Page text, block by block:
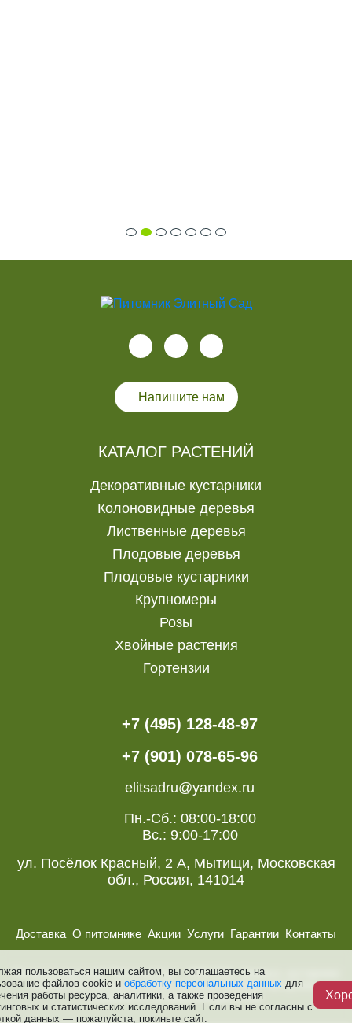
Напишите нам
КАТАЛОГ РАСТЕНИЙ
Декоративные кустарники
Колоновидные деревья
Лиственные деревья
Плодовые деревья
Плодовые кустарники
Крупномеры
Розы
Хвойные растения
Гортензии
+7 (495) 128-48-97
+7 (901) 078-65-96
elitsadru@yandex.ru
Пн.-Сб.: 08:00-18:00
Вс.: 9:00-17:00
ул. Посёлок Красный, 2 А, Мытищи, Московская
обл., Россия, 141014
Доставка О питомнике Акции Услуги Гарантии Контакты
Питомник растений “Элитный Сад ”, 2008-2026. Деревья, кустарники
и розы. Все авторские права, включая смежные авторские,
сохраняются за правообладателями.
пользоваться нашим сайтом, вы соглашаетесь на
файлов cookie и обработку персональных данных для
работы ресурса, аналитики, а также проведения
и статистических исследований. Если вы не согласны с
данных — пожалуйста, покиньте сайт.